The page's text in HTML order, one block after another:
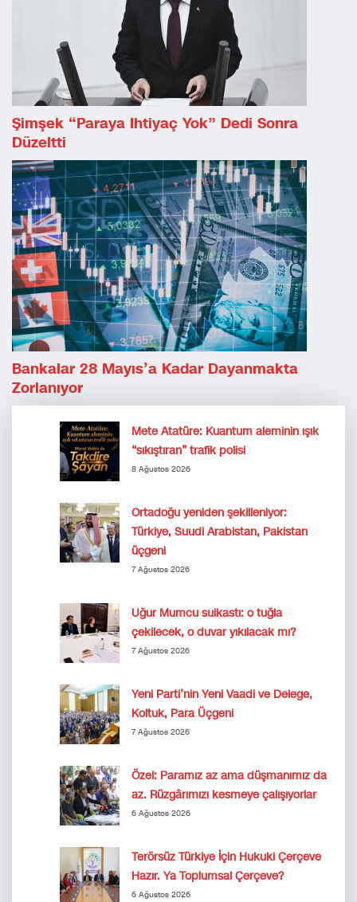
Şimşek “paraya Ihtiyaç Yok” Dedi Sonra
Düzeltti
Bankalar 28 Mayıs’a Kadar Dayanmakta
Zorlanıyor
Mete Atatüre: Kuantum aleminin ışık
“sıkıştıran” trafik polisi
8 Ağustos 2026
Ortadoğu yeniden şekilleniyor:
Türkiye, Suudi Arabistan, Pakistan
üçgeni
7 Ağustos 2026
Uğur Mumcu suikastı: o tuğla
çekilecek, o duvar yıkılacak mı?
7 Ağustos 2026
Yeni Parti’nin Yeni Vaadi ve Delege,
Koltuk, Para Üçgeni
7 Ağustos 2026
Özel: Paramız az ama düşmanımız da
az. Rüzgârımızı kesmeye çalışıyorlar
6 Ağustos 2026
Terörsüz Türkiye İçin Hukuki Çerçeve
Hazır. Ya Toplumsal Çerçeve?
6 Ağustos 2026